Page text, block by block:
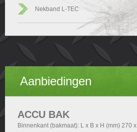
Nekband L-TEC
Aanbiedingen
ACCU BAK
Binnenkant (bakmaat): L x B x H (mm) 270 x